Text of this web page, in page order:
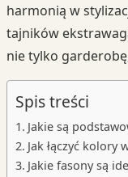
harmonią w
tajników
nie tylko
Spis treści
Jakie są
Jak łączyć kolory
Jakie fasony są